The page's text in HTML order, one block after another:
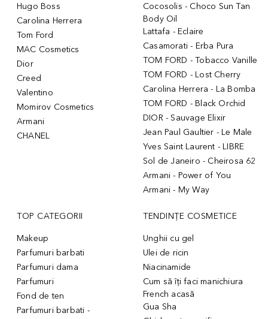
Hugo Boss
Carolina Herrera
Tom Ford
MAC Cosmetics
Dior
Creed
Valentino
Momirov Cosmetics
Armani
CHANEL
Cocosolis - Choco Sun Tan
Body Oil
Lattafa - Eclaire
Casamorati - Erba Pura
TOM FORD - Tobacco Vanille
TOM FORD - Lost Cherry
Carolina Herrera - La Bomba
TOM FORD - Black Orchid
DIOR - Sauvage Elixir
Jean Paul Gaultier - Le Male
Yves Saint Laurent - LIBRE
Sol de Janeiro - Cheirosa 62
Armani - Power of You
Armani - My Way
TOP CATEGORII
Makeup
Parfumuri barbati
Parfumuri dama
Parfumuri
Fond de ten
Parfumuri barbati -
TENDINȚE COSMETICE
Unghii cu gel
Ulei de ricin
Niacinamide
Cum să îți faci manichiura
French acasă
Gua Sha